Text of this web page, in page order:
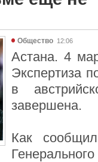
Общество 12:06
Астана. 4
Экспертиза
в
завершена.
Как